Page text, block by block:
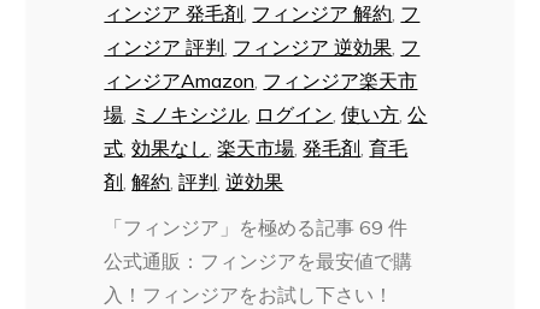
ィンジア 発毛剤, フィンジア 解約, フ
ィンジア 評判, フィンジア 逆効果, フ
ィンジアAmazon, フィンジア楽天市
場, ミノキシジル, ログイン,使い方,公
式,効果なし,楽天市場,発毛剤,育毛
剤,解約,評判,逆効果
「フィンジア」を極める記事 69 件
公式通販：フィンジアを最安値で購
入！フィンジアをお試し下さい！